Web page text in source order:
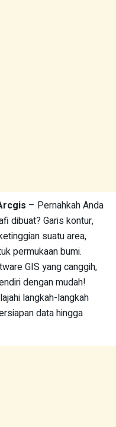
– Pernahkah Anda
dibuat? Garis kontur,
suatu area,
permukaan bumi.
GIS yang canggih,
dengan mudah!
langkah-langkah
data hingga